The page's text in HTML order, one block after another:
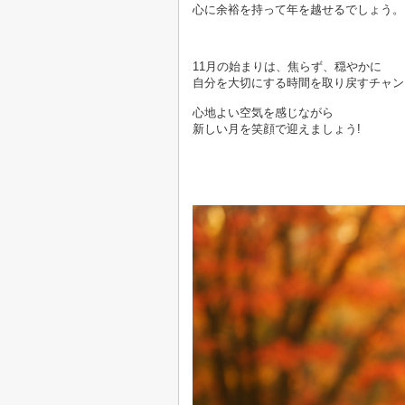
心に余裕を持って年を越せるでしょう。
11月の始まりは、焦らず、穏やかに
自分を大切にする時間を取り戻すチャ
心地よい空気を感じながら
新しい月を笑顔で迎えましょう!